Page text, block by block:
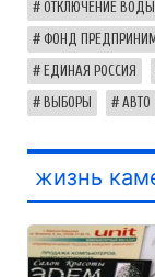
ОТКЛЮЧЕНИЕ ВОДЫ
ФОНД
ЕДИНАЯ РОССИЯ
ВЫБОРЫ АВТО
жизнь